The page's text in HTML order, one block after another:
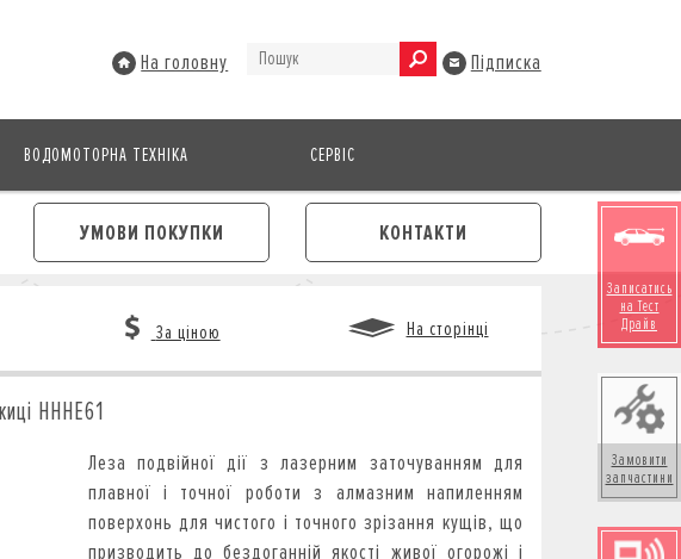
На головну Підписка
ВОДОМОТОРНА ТЕХНІКА СЕРВІС
УМОВИ ПОКУПКИ
КЛІЄНТАМ
КОНТАКТИ
Записатись
на Тест
Драйв
Замовити
запчастини
За ціною На сторінці
HHHE61
Леза подвійної дії з лазерним заточуванням для
плавної і точної роботи з алмазним напиленням
поверхонь для чистого і точного зрізання кущів, що
призводить до бездоганній якості живої огорожі і